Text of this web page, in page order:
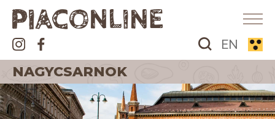
EN
NAGYCSARNOK